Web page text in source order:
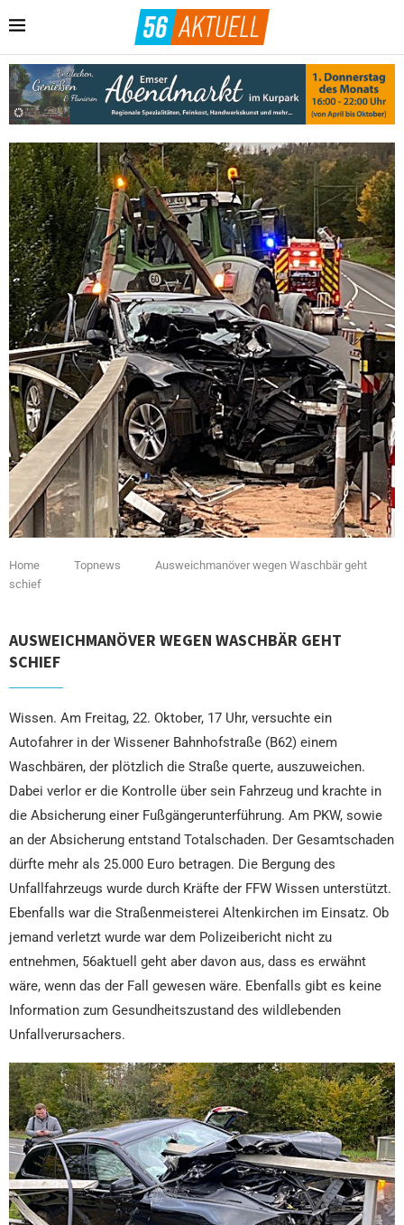
Home Topnews
Ausweichmanöver wegen Waschbär geht
schief
AUSWEICHMANÖVER WEGEN WASCHBÄR GEHT
SCHIEF
Wissen. Am Freitag, 22. Oktober, 17 Uhr, versuchte ein
Autofahrer in der Wissener Bahnhofstraße (B62) einem
Waschbären, der plötzlich die Straße querte, auszuweichen.
Dabei verlor er die Kontrolle über sein Fahrzeug und krachte in
die Absicherung einer Fußgängerunterführung. Am PKW, sowie
an der Absicherung entstand Totalschaden. Der Gesamtschaden
dürfte mehr als 25.000 Euro betragen. Die Bergung des
Unfallfahrzeugs wurde durch Kräfte der FFW Wissen unterstützt.
Ebenfalls war die Straßenmeisterei Altenkirchen im Einsatz. Ob
jemand verletzt wurde war dem Polizeibericht nicht zu
entnehmen, 56aktuell geht aber davon aus, dass es erwähnt
wäre, wenn das der Fall gewesen wäre. Ebenfalls gibt es keine
Information zum Gesundheitszustand des wildlebenden
Unfallverursachers.